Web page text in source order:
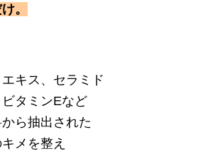
。
キス、セラミド
タミンEなど
ら抽出された
メを整え